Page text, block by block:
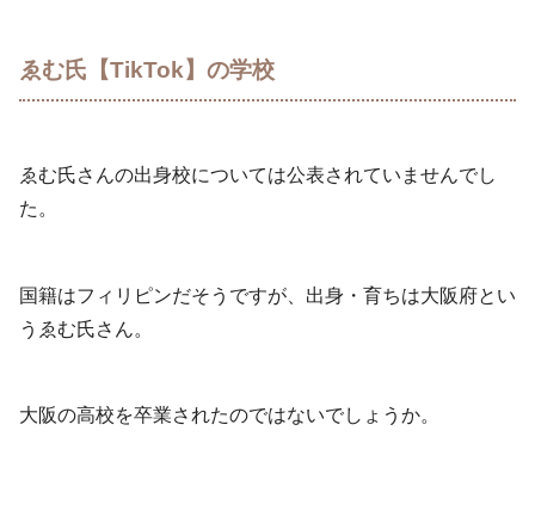
ゑむ氏【TikTok】の学校
ゑむ氏さんの出身校については公表されていませんでし
た。
国籍はフィリピンだそうですが、出身・育ちは大阪府とい
うゑむ氏さん。
大阪の高校を卒業されたのではないでしょうか。